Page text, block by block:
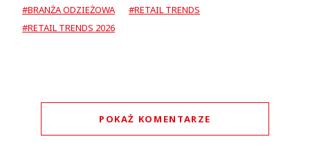
#BRANŻA ODZIEŻOWA
#RETAIL TRENDS
#RETAIL TRENDS 2026
POKAŻ KOMENTARZE